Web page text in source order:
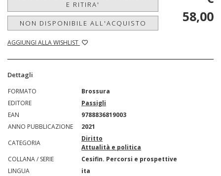
E RITIRA'
NON DISPONIBILE ALL'ACQUISTO
AGGIUNGI ALLA WISHLIST
58,00
Dettagli
FORMATO
Brossura
EDITORE
Passigli
EAN
9788836819003
ANNO PUBBLICAZIONE
2021
CATEGORIA
Diritto
Attualità e politica
COLLANA / SERIE
Cesifin. Percorsi e prospettive
LINGUA
ita